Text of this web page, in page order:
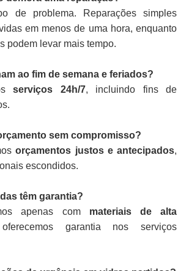
de problema. Reparações simples
em menos de uma hora, enquanto
podem levar mais tempo.
ao fim de semana e feriados?
serviços 24h/7, incluindo fins de
sem compromisso?
orçamentos justos e antecipados,
escondidos.
têm garantia?
apenas com materiais de alta
garantia nos serviços